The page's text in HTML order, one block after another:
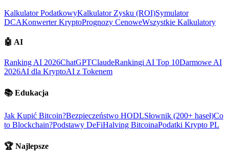
Kalkulator PodatkowyKalkulator Zysku (ROI)Symulator
DCAKonwerter KryptoPrognozy CenoweWszystkie Kalkulatory
🤖 AI
Ranking AI 2026ChatGPTClaudeRankingi AI Top 10Darmowe AI
2026AI dla KryptoAI z Tokenem
📚 Edukacja
Jak Kupić Bitcoin?Bezpieczeństwo HODLSłownik (200+ haseł)Co
to Blockchain?Podstawy DeFiHalving BitcoinaPodatki Krypto PL
🏆 Najlepsze